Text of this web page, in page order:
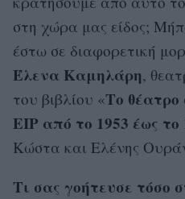
στη χώρα μας είδος;
έστω σε διαφορετική
Έλενα Καμηλάρη,
του βιβλίου «Το θέατρο
ΕΙΡ από το 1953 έως το
Κώστα και Ελένης
Τι σας γοήτευσε τόσο